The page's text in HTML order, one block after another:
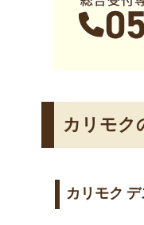
カリモク
カリモク